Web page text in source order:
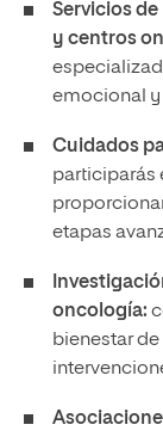
Servicios
y centros
emocional y
Cuidados
participarás
etapas
oncología:
bienestar